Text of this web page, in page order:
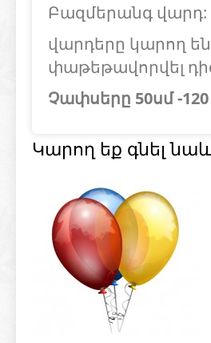
Բազմերանգ վարդ:
վարդերը կարող
փաթեթավորվել
Չափսերը 50սմ -
Կարող եք գնել